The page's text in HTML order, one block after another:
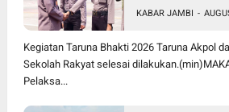
Menggunakan
KABAR JAMBI -
Kegiatan Taruna Bhakti 2026 Taruna Akpol
Sekolah Rakyat selesai
Pelaksa...